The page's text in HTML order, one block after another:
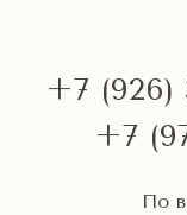
+7 (926)
+7
По